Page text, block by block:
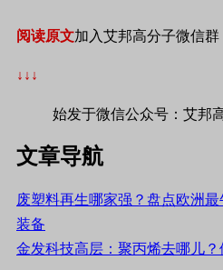
阅读原文加入艾邦高分子微信群
↓↓↓
始发于微信公众号：艾邦
文章导航
废塑料再生哪家强？盘点欧洲
装备
金发科技高层：聚丙烯去哪儿？